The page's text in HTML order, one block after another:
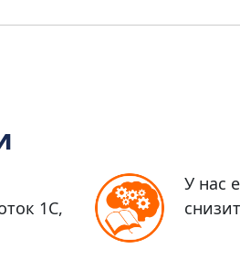
1С,
У нас